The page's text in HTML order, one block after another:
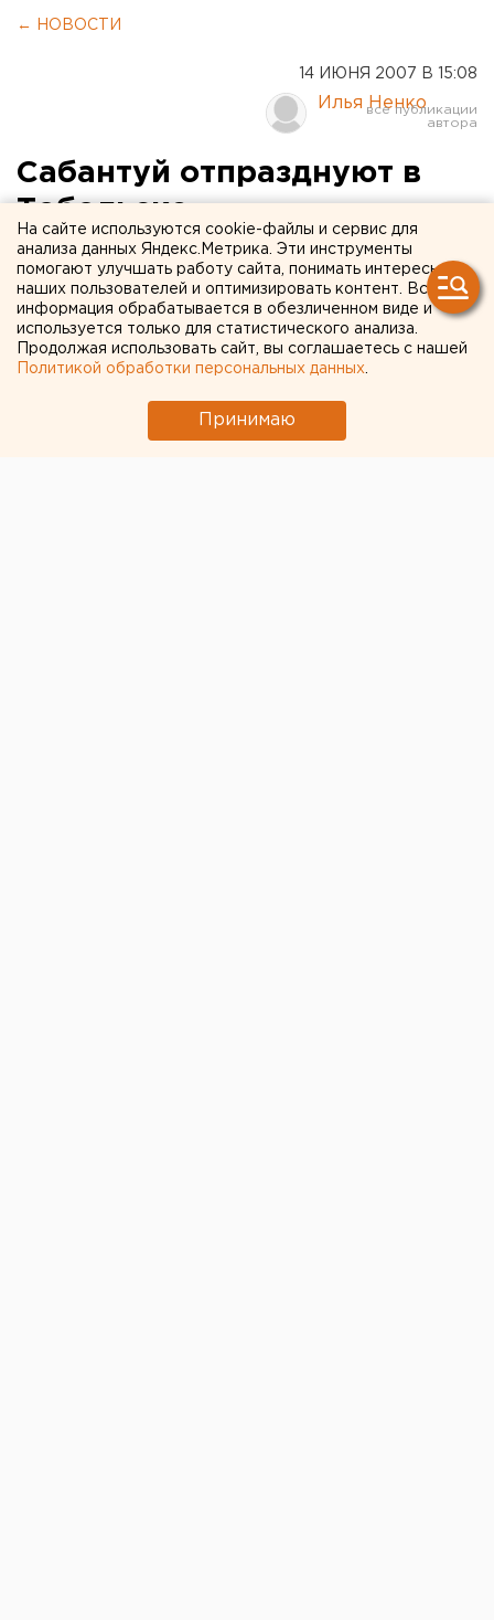
← НОВОСТИ
14 ИЮНЯ 2007 В 15:08
Илья Ненко
Сабантуй отпразднуют в
Тобольске
Тобольск, Тюменская область.
Тобольск, Тюменская область. 23 июня в Тобольске
состоится праздник первого плуга Сабантуй,
сообщили агентству ЕАН в пресс-службе
следующую субботу в микрорайоне Защитино.
Программа национального татарского гулянья
На сайте используются cookie-файлы и сервис для
анализа данных Яндекс.Метрика. Эти инструменты
помогают улучшать работу сайта, понимать интересы
наших пользователей и оптимизировать контент. Вся
информация обрабатывается в обезличенном виде и
используется только для статистического анализа.
Продолжая использовать сайт, вы соглашаетесь с нашей
Политикой обработки персональных данных
Принимаю